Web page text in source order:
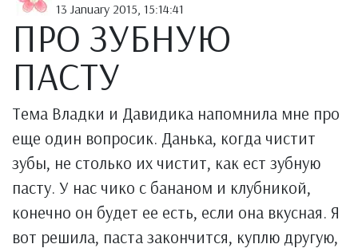
13 January 2015, 15:14:41
ПРО ЗУБНУЮ
ПАСТУ
Тема Владки и Давидика напомнила мне про
еще один вопросик. Данька, когда чистит
зубы, не столько их чистит, как ест зубную
пасту. У нас чико с бананом и клубникой,
конечно он будет ее есть, если она вкусная. Я
вот решила, паста закончится, куплю другую,